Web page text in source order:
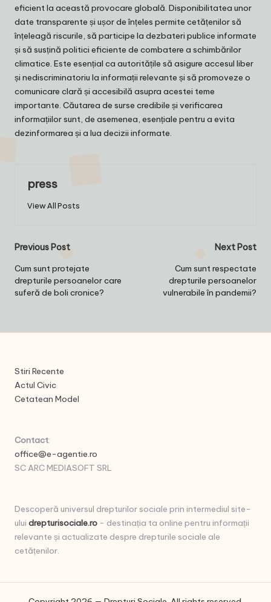
eficient la această provocare globală. Disponibilitatea unor
date transparente și ușor de înțeles permite cetățenilor să
înțeleagă riscurile, să participe la dezbateri publice informate
și să susțină politici eficiente de combatere a schimbărilor
climatice. Este esențial ca autoritățile să asigure accesul liber
și nediscriminatoriu la informații relevante și să promoveze o
comunicare clară și accesibilă asupra acestei teme
importante. Căutarea de surse credibile și verificarea
informațiilor sunt, de asemenea, esențiale pentru a evita
dezinformarea și a lua decizii informate.
press
View All Posts
Post
navigation
Previous Post
Cum sunt protejate
drepturile persoanelor care
suferă de boli cronice?
Next Post
Cum sunt respectate
drepturile persoanelor
vulnerabile în pandemii?
Stiri Recente
Actul Civic
Cetatean Model
Contact:
office@e-agentie.ro
SC ARC MEDIASOFT SRL
Descoperă universul drepturilor sociale prin intermediul site-
ului drepturisociale.ro - destinația ta online pentru informații
relevante și actualizate despre drepturile sociale ale
cetățenilor.